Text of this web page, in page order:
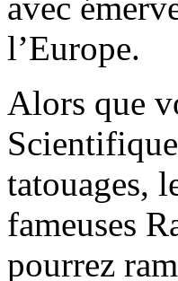
l’Europe.
Alors que
tatouages,
fameuses
pourrez